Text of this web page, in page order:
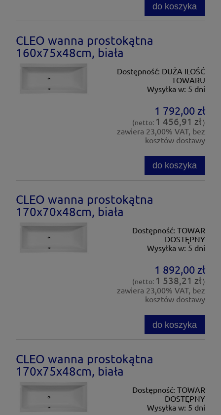
do koszyka
CLEO wanna prostokątna
160x75x48cm, biała
Dostępność: DUŻA ILOŚĆ
TOWARU
Wysyłka w: 5 dni
1 792,00 zł
(netto: 1 456,91 zł)
zawiera 23,00% VAT, bez
kosztów dostawy
do koszyka
CLEO wanna prostokątna
170x70x48cm, biała
Dostępność: TOWAR
DOSTĘPNY
Wysyłka w: 5 dni
1 892,00 zł
(netto: 1 538,21 zł)
zawiera 23,00% VAT, bez
kosztów dostawy
do koszyka
CLEO wanna prostokątna
170x75x48cm, biała
Dostępność: TOWAR
DOSTĘPNY
Wysyłka w: 5 dni